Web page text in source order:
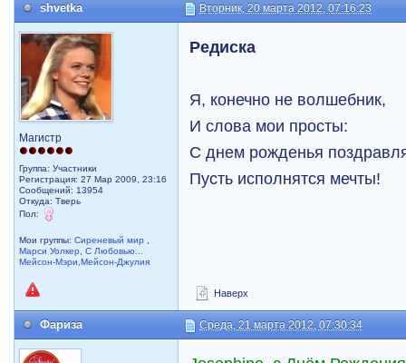
shvetka Вторник, 20 марта 2012, 07:16:23
Магистр
Группа: Участники
Регистрация: 27 Мар 2009, 23:16
Сообщений: 13954
Откуда: Тверь
Пол:
Мои группы:Сиреневый мир
Марси Уолкер
,С Любовью...
Мейсон-Мэри,Мейсон-Джулия
Редиска
Я, конечно не волшебник,
И слова мои просты:
С днем рожденья
Пусть исполнятся мечты!
Наверх
Фариза Среда, 21 марта 2012, 07:30:34